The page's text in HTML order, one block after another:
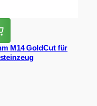
M14 GoldCut für